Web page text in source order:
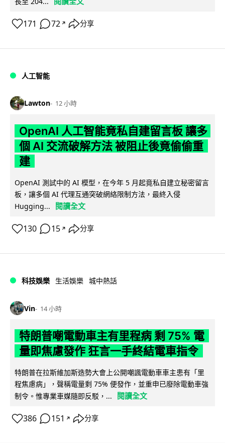
171 72 ↗ 分享
人工智能
Lawton 12 小時
OpenAI 人工智能竟私自建留言板 讓多
個 AI 交流破解方法 被阻止後竟偷偷重
建
OpenAI 測試中的 AI 模型，在今年 5 月起竟私自建立秘密留言
板，讓多個 AI 代理互通突破網絡限制方法，最終入侵
Hugging...
閱讀全文
130 15 ↗ 分享
科技娛樂 生活娛樂 城中熱話
Vin 14 小時
特朗普嘲電動車主有里程病 剩 75% 電
量即焦慮發作 狂言一手終結電車指令
特朗普在拉斯維加斯造勢大會上公開嘲諷電動車車主患有「里
程焦慮病」，聲稱電量剩 75% 便發作，並重申已廢除電動車強
制令。惟專業車媒隨即反駁，...
閱讀全文
386 151 ↗ 分享